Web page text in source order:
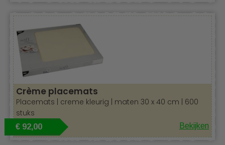
Crème placemats
Placemats | creme kleurig | maten 30 x 40 cm | 600
stuks
€ 92,00 Bekijken